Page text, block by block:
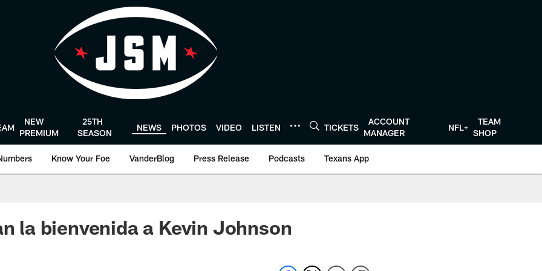
NEW
PREMIUM
25TH
SEASON
NEWS PHOTOS VIDEO LISTEN TICKETS
ACCOUNT
MANAGER
NFL+
TEAM
SHOP
Know Your Foe VanderBlog Press Release Podcasts Texans App
la bienvenida a Kevin Johnson